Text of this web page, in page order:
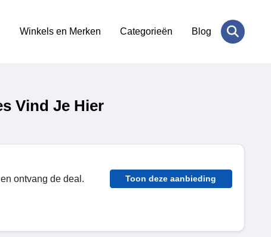
Winkels en Merken Categorieën Blog
Vind Je Hier
ontvang de deal.
Toon deze aanbieding